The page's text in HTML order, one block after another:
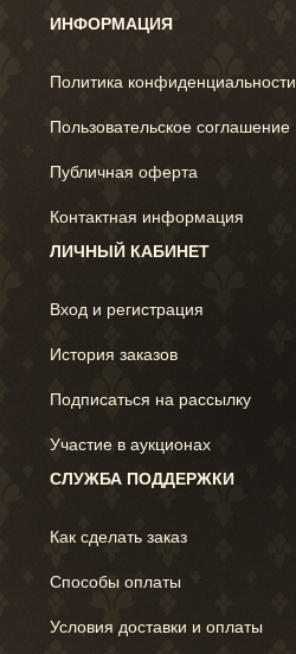
ИНФОРМАЦИЯ
Политика конфиденциальности
Пользовательское соглашение
Публичная оферта
Контактная информация
ЛИЧНЫЙ КАБИНЕТ
Вход и регистрация
История заказов
Подписаться на рассылку
Участие в аукционах
СЛУЖБА ПОДДЕРЖКИ
Как сделать заказ
Способы оплаты
Условия доставки и оплаты